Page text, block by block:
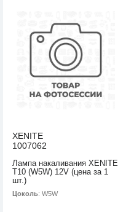
XENITE
1007062
Лампа накаливания XENITE
T10 (W5W) 12V (цена за 1
шт.)
Цоколь: W5W